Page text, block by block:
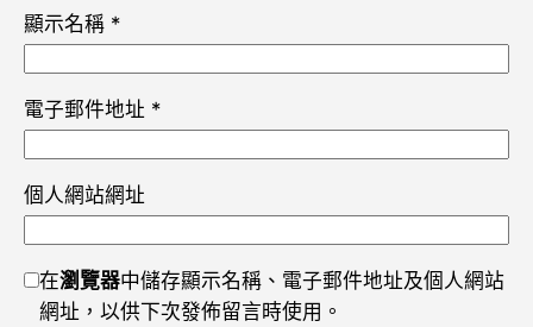
顯示名稱 *
電子郵件地址 *
個人網站網址
在瀏覽器中儲存顯示名稱、電子郵件地址及個人網站
網址，以供下次發佈留言時使用。